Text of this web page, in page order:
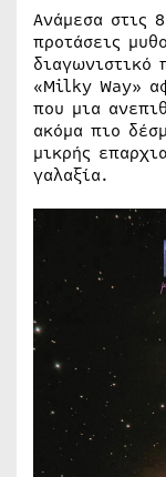
Ανάμεσα στις
προτάσεις
«Milky Way»
που μια
ακόμα πιο
μικρής
γαλαξία.